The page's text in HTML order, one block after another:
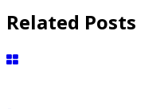
Related Posts